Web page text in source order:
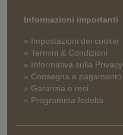
Informazioni importanti
» Impostazioni dei cookie
» Termini & Condizioni
» Informativa sulla Privacy
» Consegna e pagamento
» Garanzia e resi
» Programma fedeltà